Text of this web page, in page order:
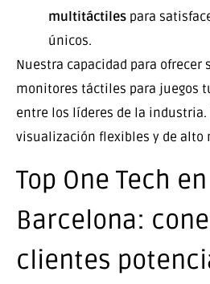
multitáctiles para
únicos.
Nuestra capacidad para ofrecer
monitores táctiles para juegos
entre los líderes de la industria.
visualización flexibles y de alto
Top One Tech en
Barcelona:
clientes